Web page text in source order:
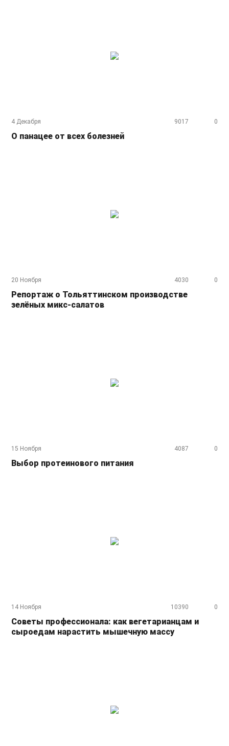
4 Декабря 0
9017
О панацее от всех болезней
20 Ноября 0
4030
Репортаж о Тольяттинском производстве
зелёных микс-салатов
15 Ноября 0
4087
Выбор протеинового питания
14 Ноября 0
10390
Советы профессионала: как вегетарианцам и
сыроедам нарастить мышечную массу